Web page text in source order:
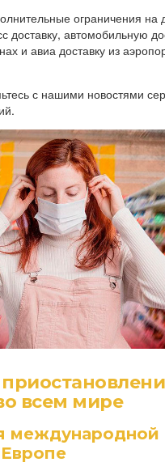
ограничения на
доставку, автомобильную
и авиа доставку из
с нашими новостями
всем мире
международной